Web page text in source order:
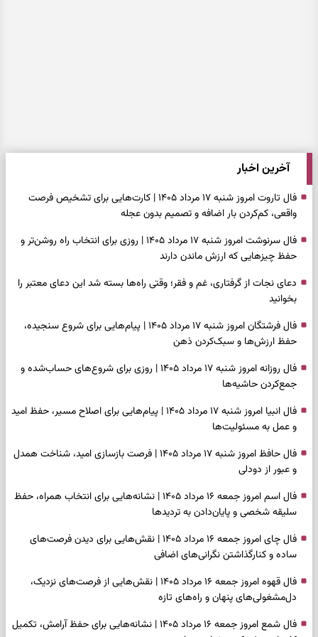
آخرین اخبار
فال تاروت امروز شنبه ۱۷ مرداد ۱۴۰۵ | کارت‌هایی برای تشخیص فرصت
واقعی، کم‌کردن بار اضافه و تصمیم بدون عجله
فال سرنوشت امروز شنبه ۱۷ مرداد ۱۴۰۵ | روزی برای انتخاب راه روشن‌تر و
حفظ چیزهایی که ارزش ماندن دارند
دعای نجات از گرفتاری، غم و فقر؛ وقتی راه‌ها بسته شد این دعای معتبر را
بخوانید
فال فرشتگان امروز شنبه ۱۷ مرداد ۱۴۰۵ | پیام‌هایی برای شروع سنجیده،
حفظ ارزش‌ها و سبک‌کردن ذهن
فال روزانه امروز شنبه ۱۷ مرداد ۱۴۰۵ | روزی برای شروع‌های حساب‌شده و
جمع‌کردن حاشیه‌ها
فال انبیا امروز شنبه ۱۷ مرداد ۱۴۰۵ | پیام‌هایی برای اصلاح مسیر، حفظ امید
و عمل به مسئولیت‌ها
فال حافظ امروز شنبه ۱۷ مرداد ۱۴۰۵ | فرصت بازسازی امید، شناخت همدل
و عبور از دودلی
فال اسم امروز جمعه ۱۶ مرداد ۱۴۰۵ | نشانه‌هایی برای انتخاب همراه، حفظ
سلیقه شخصی و پایان‌دادن به تردیدها
فال چای امروز جمعه ۱۶ مرداد ۱۴۰۵ | نقش‌هایی برای دیدن فرصت‌های
ساده و کنارگذاشتن نگرانی‌های اضافی
فال قهوه امروز جمعه ۱۶ مرداد ۱۴۰۵ | نقش‌هایی از فرصت‌های نزدیک،
دل‌مشغولی‌های پنهان و راه‌های تازه
فال شمع امروز جمعه ۱۶ مرداد ۱۴۰۵ | نشانه‌هایی برای حفظ آرامش، تکمیل